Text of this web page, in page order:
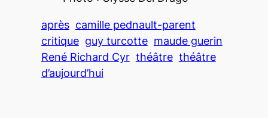
après camille pednault-parent
critique guy turcotte maude guerin
René Richard Cyr théâtre théâtre
d’aujourd’hui